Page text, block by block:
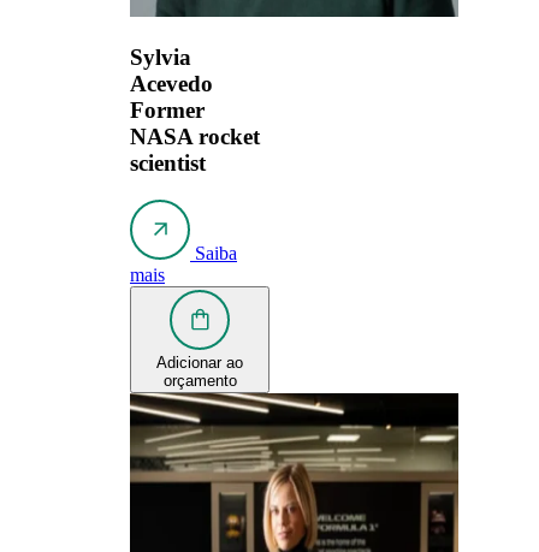
Sylvia
Acevedo
Former
NASA rocket
scientist
Saiba
mais
Adicionar ao
orçamento